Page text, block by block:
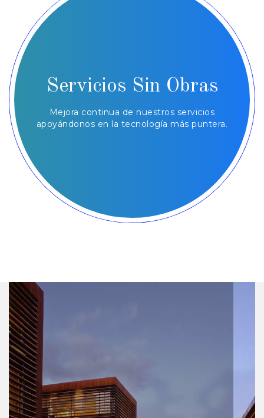
Servicios Sin Obras
Mejora continua de nuestros servicios
apoyándonos en la tecnología más puntera.